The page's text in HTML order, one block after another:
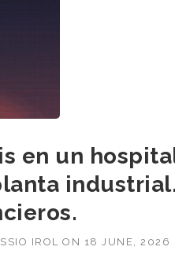
en un
IROL ON 18 JUNE, 2026